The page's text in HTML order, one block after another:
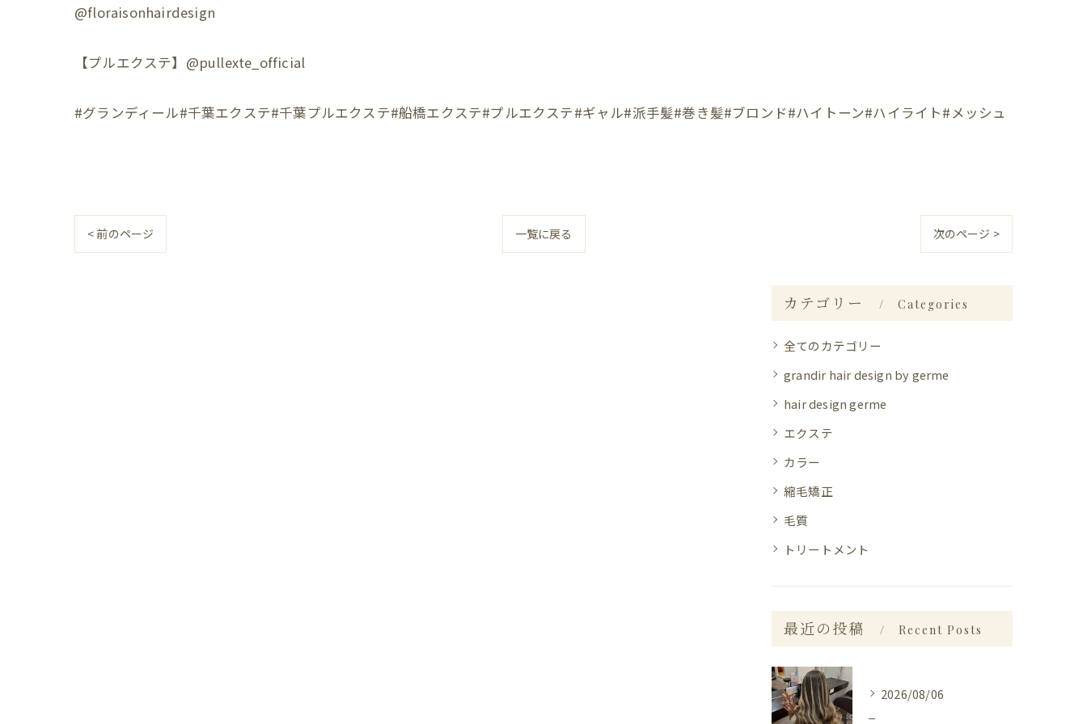
@floraisonhairdesign
【プルエクステ】@pullexte_official
#グランディール#千葉エクステ#千葉プルエクステ#船橋エクステ#プルエクステ#ギャル#派手髪#巻き髪#ブロンド#ハイトーン#ハイライト#メッシュ
< 前のページ 一覧に戻る 次のページ >
カテゴリー Categories
全てのカテゴリー
grandir hair design by germe
hair design germe
エクステ
カラー
縮毛矯正
毛質
トリートメント
最近の投稿 Recent Posts
2026/08/06